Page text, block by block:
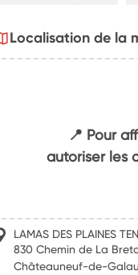
Localisation de la
📍 Pour
autoriser les
LAMAS DES PLAINES
830 Chemin de La
Châteauneuf-de-